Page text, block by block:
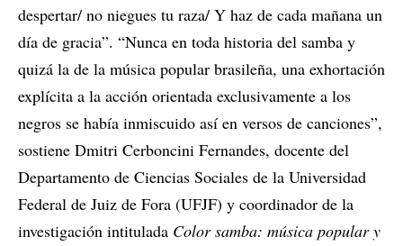
despertar/ no niegues tu raza/ Y haz de cada mañana un
día de gracia”. “Nunca en toda historia del samba y
quizá la de la música popular brasileña, una exhortación
explícita a la acción orientada exclusivamente a los
negros se había inmiscuido así en versos de canciones”,
sostiene Dmitri Cerboncini Fernandes, docente del
Departamento de Ciencias Sociales de la Universidad
Federal de Juiz de Fora (UFJF) y coordinador de la
investigación intitulada Color samba: música popular y